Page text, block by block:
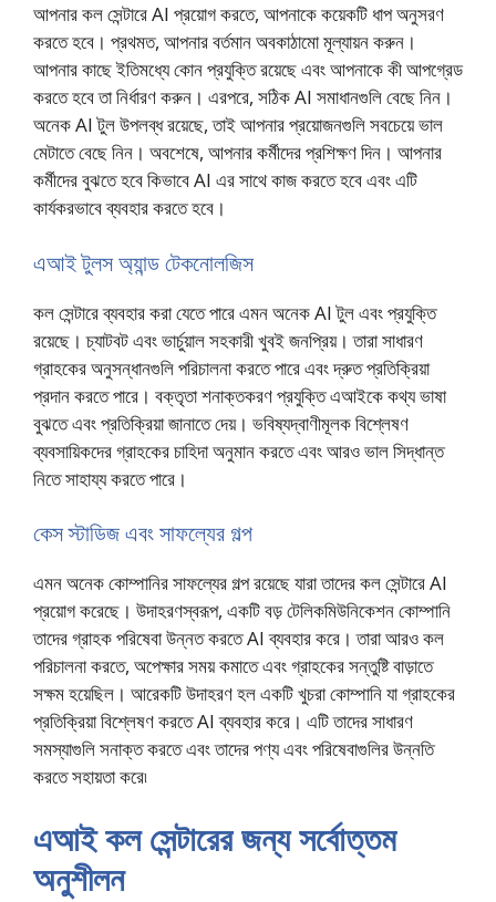
আপনার কল সেন্টারে AI প্রয়োগ করতে, আপনাকে কয়েকটি ধাপ অনুসরণ
করতে হবে। প্রথমত, আপনার বর্তমান অবকাঠামো মূল্যায়ন করুন।
আপনার কাছে ইতিমধ্যে কোন প্রযুক্তি রয়েছে এবং আপনাকে কী আপগ্রেড
করতে হবে তা নির্ধারণ করুন। এরপরে, সঠিক AI সমাধানগুলি বেছে নিন।
অনেক AI টুল উপলব্ধ রয়েছে, তাই আপনার প্রয়োজনগুলি সবচেয়ে ভাল
মেটাতে বেছে নিন। অবশেষে, আপনার কর্মীদের প্রশিক্ষণ দিন। আপনার
কর্মীদের বুঝতে হবে কিভাবে AI এর সাথে কাজ করতে হবে এবং এটি
কার্যকরভাবে ব্যবহার করতে হবে।
এআই টুলস অ্যান্ড টেকনোলজিস
কল সেন্টারে ব্যবহার করা যেতে পারে এমন অনেক AI টুল এবং প্রযুক্তি
রয়েছে। চ্যাটবট এবং ভার্চুয়াল সহকারী খুবই জনপ্রিয়। তারা সাধারণ
গ্রাহকের অনুসন্ধানগুলি পরিচালনা করতে পারে এবং দ্রুত প্রতিক্রিয়া
প্রদান করতে পারে। বক্তৃতা শনাক্তকরণ প্রযুক্তি এআইকে কথ্য ভাষা
বুঝতে এবং প্রতিক্রিয়া জানাতে দেয়। ভবিষ্যদ্বাণীমূলক বিশ্লেষণ
ব্যবসায়িকদের গ্রাহকের চাহিদা অনুমান করতে এবং আরও ভাল সিদ্ধান্ত
নিতে সাহায্য করতে পারে।
কেস স্টাডিজ এবং সাফল্যের গল্প
এমন অনেক কোম্পানির সাফল্যের গল্প রয়েছে যারা তাদের কল সেন্টারে AI
প্রয়োগ করেছে। উদাহরণস্বরূপ, একটি বড় টেলিকমিউনিকেশন কোম্পানি
তাদের গ্রাহক পরিষেবা উন্নত করতে AI ব্যবহার করে। তারা আরও কল
পরিচালনা করতে, অপেক্ষার সময় কমাতে এবং গ্রাহকের সন্তুষ্টি বাড়াতে
সক্ষম হয়েছিল। আরেকটি উদাহরণ হল একটি খুচরা কোম্পানি যা গ্রাহকের
প্রতিক্রিয়া বিশ্লেষণ করতে AI ব্যবহার করে। এটি তাদের সাধারণ
সমস্যাগুলি সনাক্ত করতে এবং তাদের পণ্য এবং পরিষেবাগুলির উন্নতি
করতে সহায়তা করে৷
এআই কল সেন্টারের জন্য সর্বোত্তম
অনুশীলন